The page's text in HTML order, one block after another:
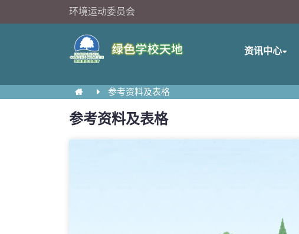
环境运动委员会
资讯中心
参考资料及表格
参考资料及表格